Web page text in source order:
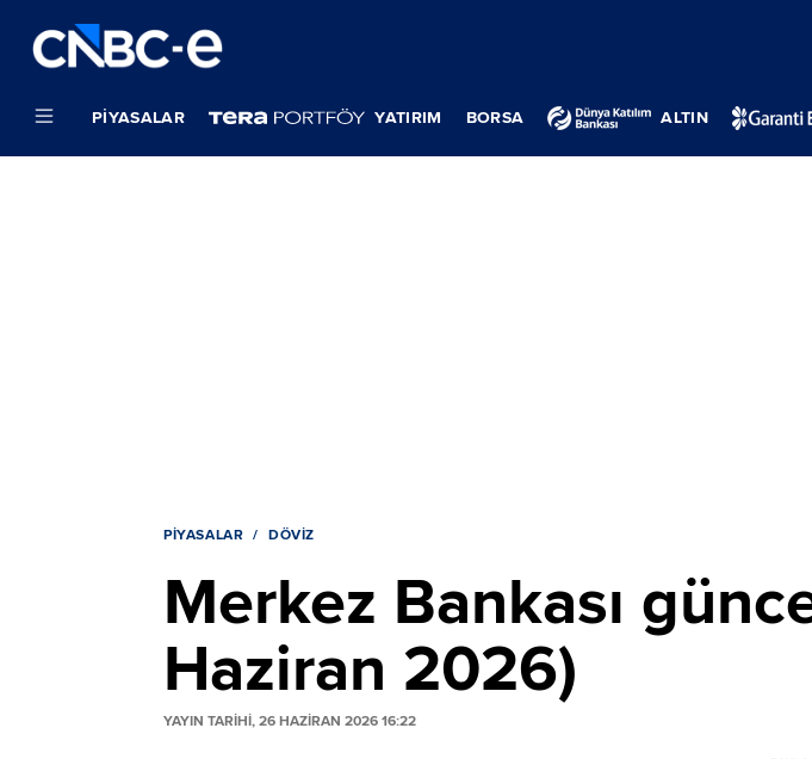
PIYASALAR YATIRIM BORSA ALTIN
PIYASALAR DÖVIZ
Merkez Bankası
Haziran 2026)
YAYIN TARİHİ, 26 HAZIRAN 2026 16:22